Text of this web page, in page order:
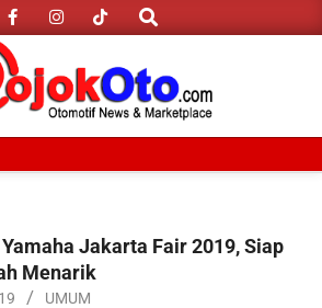
Search
Jakarta Fair 2019, Siap
Menarik
UMUM